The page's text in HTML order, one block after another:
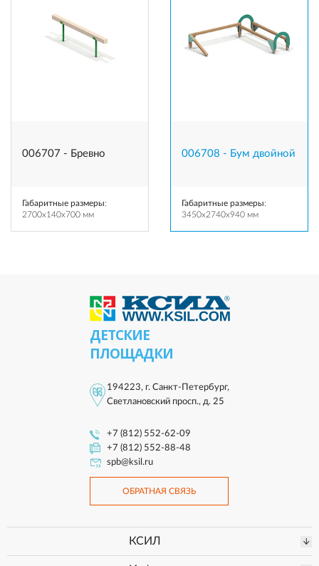
006707 - Бревно
Габаритные размеры:
2700x140x700 мм
006708 - Бум двойной
Габаритные размеры:
3450x2740x940 мм
ДЕТСКИЕ
ПЛОЩАДКИ
194223, г. Санкт-Петербург,
Светлановский просп., д. 25
+7 (812) 552-62-09
+7 (812) 552-88-48
spb@ksil.ru
ОБРАТНАЯ СВЯЗЬ
КСИЛ